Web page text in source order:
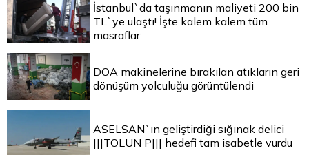
İstanbul`da taşınmanın maliyeti 200 bin
TL`ye ulaştı! İşte kalem kalem tüm
masraflar
DOA makinelerine bırakılan atıkların geri
dönüşüm yolculuğu görüntülendi
ASELSAN`ın geliştirdiği sığınak delici
|||TOLUN P||| hedefi tam isabetle vurdu